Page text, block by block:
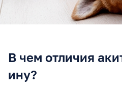
В чем отличия
ину?